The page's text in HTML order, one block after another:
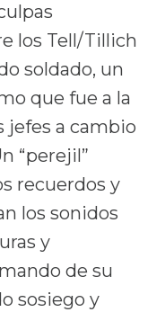
los Tell/Tillich
soldado, un
que fue a la
jefes a cambio
“perejil”
recuerdos y
los sonidos
y
de su
sosiego y